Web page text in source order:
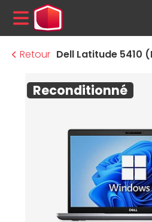
MENU
Retour
Reconditionné